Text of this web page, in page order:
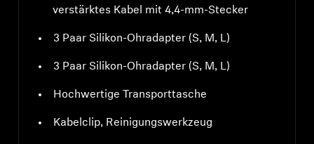
verstärktes Kabel mit 4,4-mm-Stecker
3 Paar Silikon-Ohradapter (S, M, L)
3 Paar Silikon-Ohradapter (S, M, L)
Hochwertige Transporttasche
Kabelclip, Reinigungswerkzeug